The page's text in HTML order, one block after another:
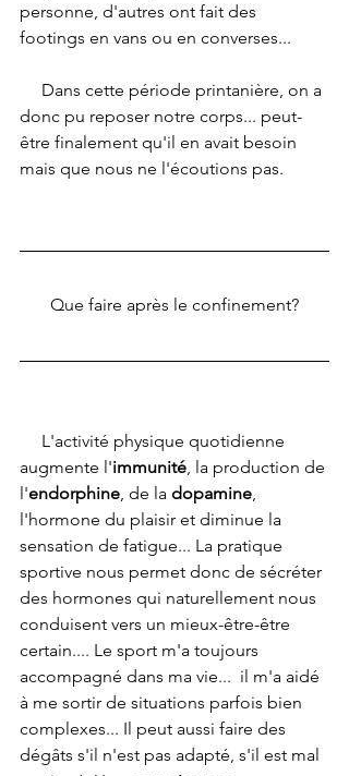
personne, d'autres ont fait des
footings en vans ou en converses...
Dans cette période printanière, on a
donc pu reposer notre corps... peut-
être finalement qu'il en avait besoin
mais que nous ne l'écoutions pas.
Que faire après le confinement?
augmente l'immunité, la production de
l'endorphine, de la dopamine,
l'hormone du plaisir et diminue la
sensation de fatigue... La pratique
sportive nous permet donc de sécréter
des hormones qui naturellement nous
conduisent vers un mieux-être-être
certain.... Le sport m'a toujours
accompagné dans ma vie...  il m'a aidé
à me sortir de situations parfois bien
complexes... Il peut aussi faire des
dégâts s'il n'est pas adapté, s'il est mal